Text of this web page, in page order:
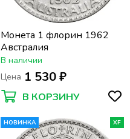
Монета 1 флорин 1962
Австралия
В наличии
Цена 1 530 ₽
В КОРЗИНУ
НОВИНКА XF